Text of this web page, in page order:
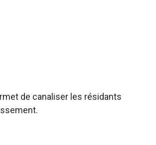
de canaliser les résidants